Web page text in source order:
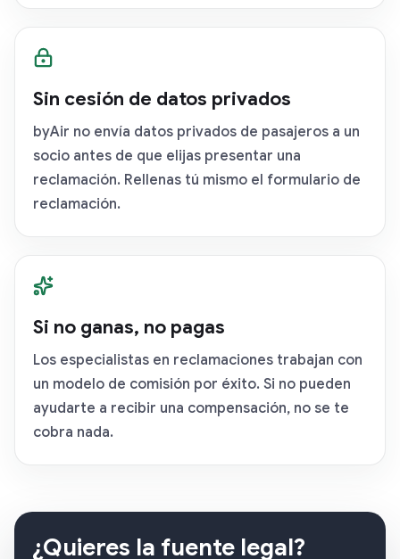
Sin cesión de datos privados
byAir no envía datos privados de pasajeros a un
socio antes de que elijas presentar una
reclamación. Rellenas tú mismo el formulario de
reclamación.
Si no ganas, no pagas
Los especialistas en reclamaciones trabajan con
un modelo de comisión por éxito. Si no pueden
ayudarte a recibir una compensación, no se te
cobra nada.
¿Quieres la fuente legal?